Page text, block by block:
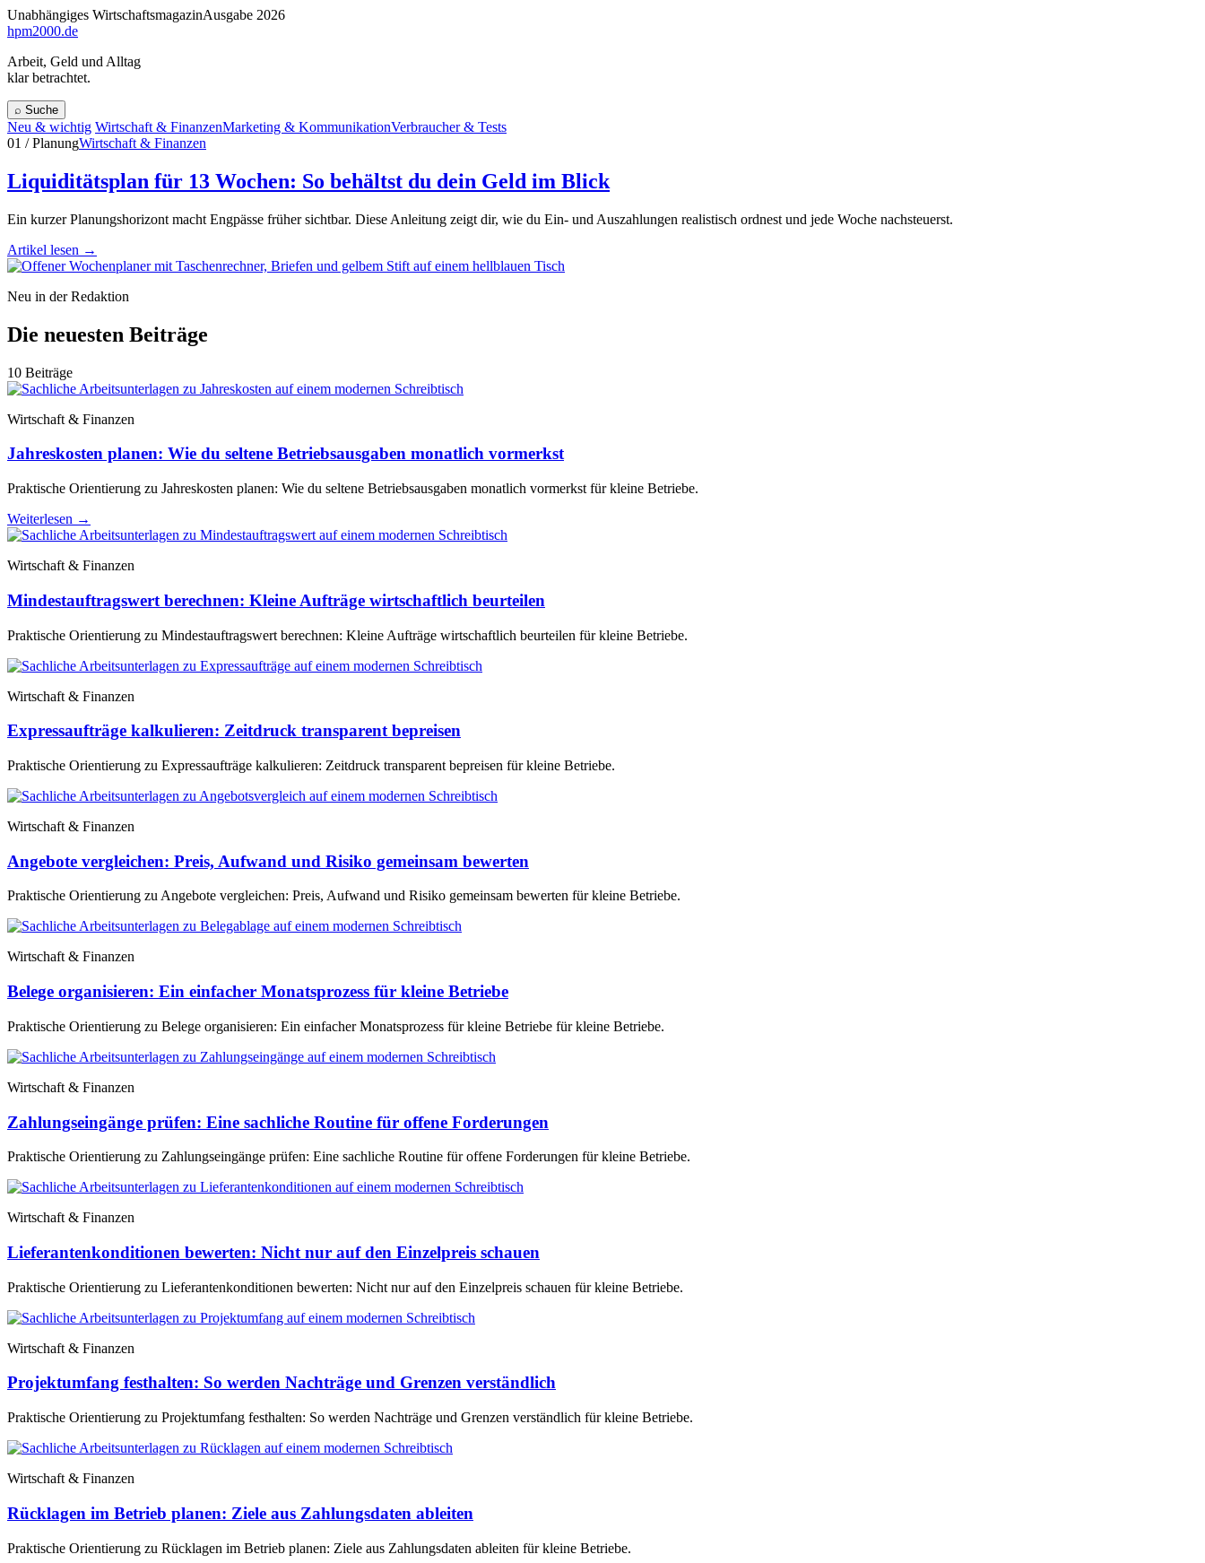
Unabhängiges WirtschaftsmagazinAusgabe 2026
hpm2000.de
Arbeit, Geld und Alltag
klar betrachtet.
⌕ Suche
Neu & wichtig Wirtschaft & FinanzenMarketing & KommunikationVerbraucher & Tests
01 / PlanungWirtschaft & Finanzen
Liquiditätsplan für 13 Wochen: So behältst du dein Geld im Blick
Ein kurzer Planungshorizont macht Engpässe früher sichtbar. Diese Anleitung zeigt dir, wie du Ein- und Auszahlungen realistisch ordnest und jede Woche nachsteuerst.
Artikel lesen →
Neu in der Redaktion
Die neuesten Beiträge
10 Beiträge
Wirtschaft & Finanzen
Jahreskosten planen: Wie du seltene Betriebsausgaben monatlich vormerkst
Praktische Orientierung zu Jahreskosten planen: Wie du seltene Betriebsausgaben monatlich vormerkst für kleine Betriebe.
Weiterlesen →
Wirtschaft & Finanzen
Mindestauftragswert berechnen: Kleine Aufträge wirtschaftlich beurteilen
Praktische Orientierung zu Mindestauftragswert berechnen: Kleine Aufträge wirtschaftlich beurteilen für kleine Betriebe.
Wirtschaft & Finanzen
Expressaufträge kalkulieren: Zeitdruck transparent bepreisen
Praktische Orientierung zu Expressaufträge kalkulieren: Zeitdruck transparent bepreisen für kleine Betriebe.
Wirtschaft & Finanzen
Angebote vergleichen: Preis, Aufwand und Risiko gemeinsam bewerten
Praktische Orientierung zu Angebote vergleichen: Preis, Aufwand und Risiko gemeinsam bewerten für kleine Betriebe.
Wirtschaft & Finanzen
Belege organisieren: Ein einfacher Monatsprozess für kleine Betriebe
Praktische Orientierung zu Belege organisieren: Ein einfacher Monatsprozess für kleine Betriebe für kleine Betriebe.
Wirtschaft & Finanzen
Zahlungseingänge prüfen: Eine sachliche Routine für offene Forderungen
Praktische Orientierung zu Zahlungseingänge prüfen: Eine sachliche Routine für offene Forderungen für kleine Betriebe.
Wirtschaft & Finanzen
Lieferantenkonditionen bewerten: Nicht nur auf den Einzelpreis schauen
Praktische Orientierung zu Lieferantenkonditionen bewerten: Nicht nur auf den Einzelpreis schauen für kleine Betriebe.
Wirtschaft & Finanzen
Projektumfang festhalten: So werden Nachträge und Grenzen verständlich
Praktische Orientierung zu Projektumfang festhalten: So werden Nachträge und Grenzen verständlich für kleine Betriebe.
Wirtschaft & Finanzen
Rücklagen im Betrieb planen: Ziele aus Zahlungsdaten ableiten
Praktische Orientierung zu Rücklagen im Betrieb planen: Ziele aus Zahlungsdaten ableiten für kleine Betriebe.